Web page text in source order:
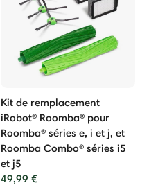
Kit de remplacement
iRobot® Roomba® pour
Roomba® séries e, i et j, et
Roomba Combo® séries i5
et j5
49,99 €